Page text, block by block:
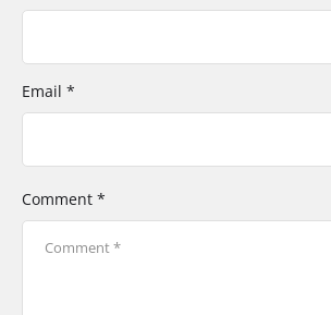
Comment *
Email *